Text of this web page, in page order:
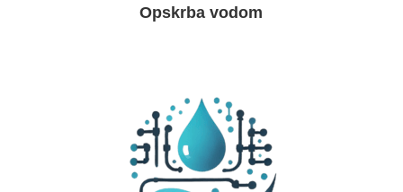
Opskrba vodom